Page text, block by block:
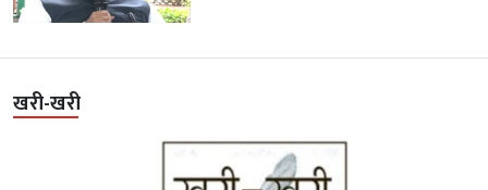
खरी-खरी